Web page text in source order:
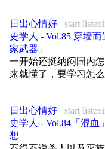
剪辑：沈伟
编辑：邓纯
在小宇宙查看该单集文稿
欧自由主义色彩。代表作
索，完整串联起19世纪俄
尼古拉二世（Nikolai II，
最后一位君主。1891年以
开工、任修筑委员会名誉主
他于二月革命后退位流放
谢尔盖·维特（Sergei Witte
财政大臣十余年，是西伯
主导促成《中俄密约》签订
瓦尔特·本雅明（Walter
文化批评家，与阿伦特同为
特相识。
贝托尔特・布莱希特（
人，20世纪最重要的戏剧
玛丽·麦卡锡（Mary
家、随笔作家，20 世纪纽
伦特，二人缔结长达二十余
阿道司・赫胥黎（Aldous
《美丽新世界》（1932）
的反乌托邦社会，是本期
约翰·罗尔斯（John Rawls
论》作者，提出"无知之幕"
的利益。本期讨论精英傲
府、国家与乌托邦》作者
正义问题上存在根本分歧。
迈克尔·桑德尔（Michael
爱新觉罗·努尔哈赤（清太
甲十三副起兵，统一女真
（1616）称汗建国号"大金"
战大败明军。天命十一年
太极继位。
洲"，仿明制设内三院及六
清"。多次遣使向明廷议和
（1643）猝逝，子福临（顺
日出心情好 start
史学人 - Vol.85 穿墙
家武器」
一开始还挺纳闷国内
来就懂了，要学习怎
日出心情好 start
史学人 - Vol.84「混
想